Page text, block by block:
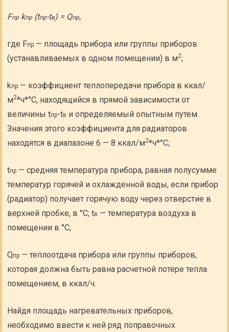
Fпр kпр (tпр-tв) = Qпр,
где Fпр — площадь прибора или группы приборов
(устанавливаемых в одном помещении) в м2;
kпр — коэффициент теплопередачи прибора в ккал/
м2*ч*°С, находящийся в прямой зависимости от
величины tпр-tв и определяемый опытным путем.
Значения этого коэффициента для радиаторов
находятся в диапазоне 6 — 8 ккал/м2*ч*°С;
tпр — средняя температура прибора, равная полусумме
температур горячей и охлажденной воды, если прибор
(радиатор) получает горячую воду через отверстие в
верхней пробке, в °С; tв — температура воздуха в
помещении в °С;
Qпр — теплоотдача прибора или группы приборов,
которая должна быть равна расчетной потере тепла
помещением, в ккал/ч.
Найдя площадь нагревательных приборов,
необходимо ввести к ней ряд поправочных